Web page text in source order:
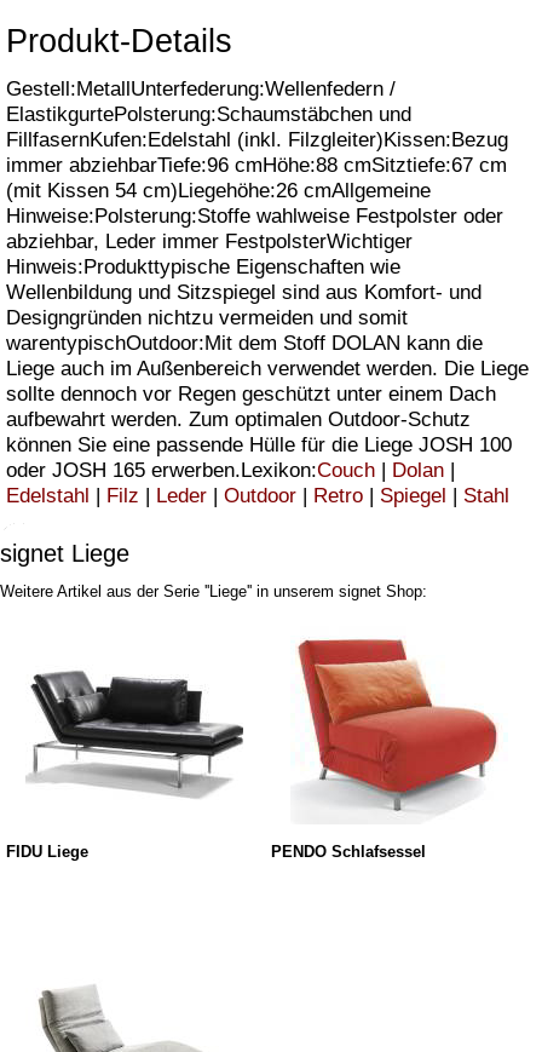
Produkt-Details
Gestell:MetallUnterfederung:Wellenfedern /
ElastikgurtePolsterung:Schaumstäbchen und
FillfasernKufen:Edelstahl (inkl. Filzgleiter)Kissen:Bezug
immer abziehbarTiefe:96 cmHöhe:88 cmSitztiefe:67 cm
(mit Kissen 54 cm)Liegehöhe:26 cmAllgemeine
Hinweise:Polsterung:Stoffe wahlweise Festpolster oder
abziehbar, Leder immer FestpolsterWichtiger
Hinweis:Produkttypische Eigenschaften wie
Wellenbildung und Sitzspiegel sind aus Komfort- und
Designgründen nichtzu vermeiden und somit
warentypischOutdoor:Mit dem Stoff DOLAN kann die
Liege auch im Außenbereich verwendet werden. Die Liege
sollte dennoch vor Regen geschützt unter einem Dach
aufbewahrt werden. Zum optimalen Outdoor-Schutz
können Sie eine passende Hülle für die Liege JOSH 100
oder JOSH 165 erwerben.Lexikon:Couch | Dolan |
Edelstahl | Filz | Leder | Outdoor | Retro | Spiegel | Stahl
signet Liege
Weitere Artikel aus der Serie ''Liege'' in unserem signet Shop:
FIDU Liege PENDO Schlafsessel